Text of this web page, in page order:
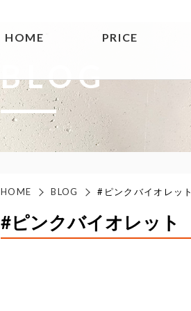
HOME PRICE
BLOG
HOME BLOG #ピンクバイオレット
#ピンクバイオレット